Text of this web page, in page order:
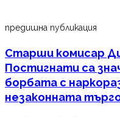
предишна публикация
Старши комисар
Постигнати са
борбата с
незаконната